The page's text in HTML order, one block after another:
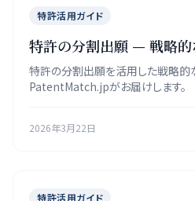
特許活用ガイド
特許の分割出願 — 戦略
特許の分割出願を活用した戦略
PatentMatch.jpがお届けします。
2026年3月22日
特許活用ガイド